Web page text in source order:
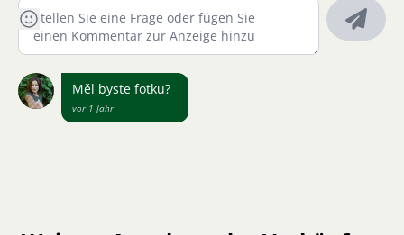
Měl byste fotku?
vor 1 Jahr